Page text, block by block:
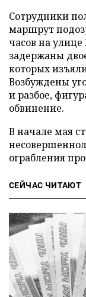
Сотрудники
маршрут
часов на
задержаны
которых
Возбуждены
и разбое,
обвинение.
В начале мая
ограбления
СЕЙЧАС ЧИТАЮТ